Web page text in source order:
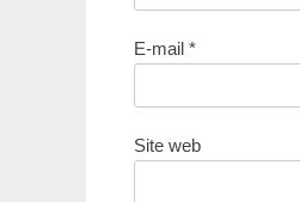
E-mail *
Site web